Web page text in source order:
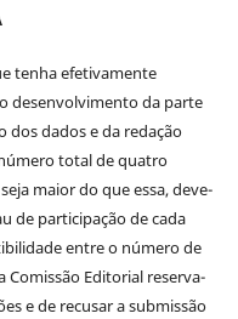
tenha efetivamente
desenvolvimento da parte
dos dados e da redação
total de quatro
maior do que essa, deve-
de participação de cada
entre o número de
Comissão Editorial reserva-
e de recusar a submissão